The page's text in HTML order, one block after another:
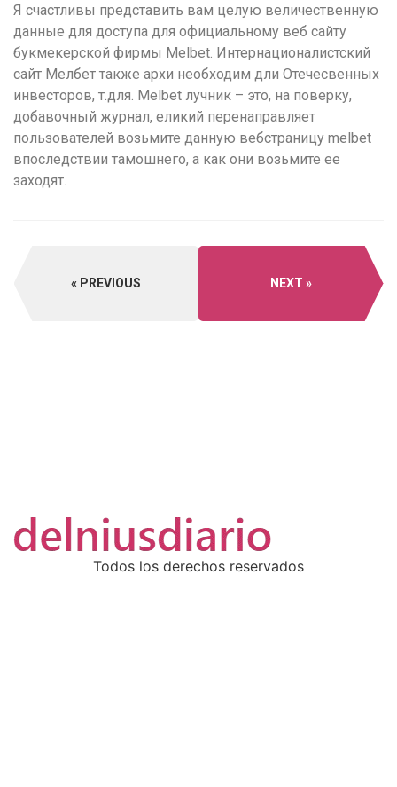
Я счастливы представить вам целую величественную
данные для доступа для официальному веб сайту
букмекерской фирмы Melbet. Интернационалистский
сайт Мелбет также архи необходим дли Отечесвенных
инвесторов, т.для. Melbet лучник – это, на поверку,
добавочный журнал, еликий перенаправляет
пользователей возьмите данную вебстраницу melbet
впоследствии тамошнего, а как они возьмите ее
заходят.
PREVIOUS NEXT
Todos los derechos reservados